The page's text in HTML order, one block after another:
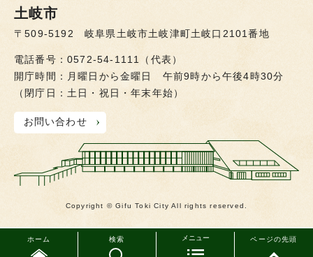
ホーム 検索 メニュー ページの先頭
土岐市
〒509-5192 岐阜県土岐市土岐津町土岐口2101番地
電話番号：0572-54-1111（代表）
開庁時間：月曜日から金曜日 午前9時から午後4時30分
（閉庁日：土日・祝日・年末年始）
お問い合わせ
Copyright © Gifu Toki City All rights reserved.